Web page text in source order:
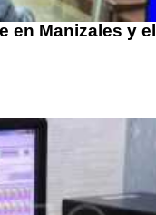
en Manizales y el